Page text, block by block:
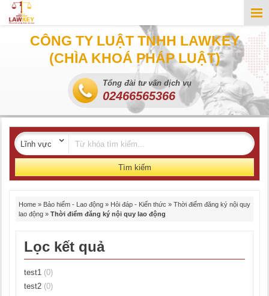
CÔNG TY LUẬT TNHH LAWKEY
(CHÌA KHOÁ PHÁP LUẬT)
Tổng đài tư vấn dịch vụ
02466565366
Tìm kiếm
Home » Bảo hiểm - Lao động » Hỏi đáp - Kiến thức » Thời điểm đăng ký nội quy
lao động » Thời điểm đăng ký nội quy lao động
Lọc kết quả
test1 (0)
test2 (0)